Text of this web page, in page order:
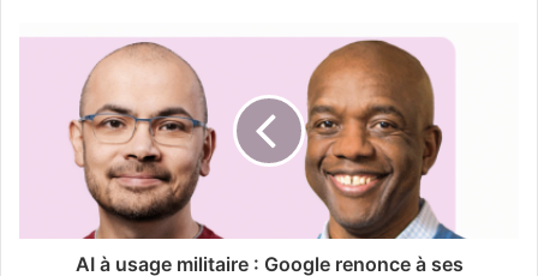
AI à usage militaire : Google renonce à ses